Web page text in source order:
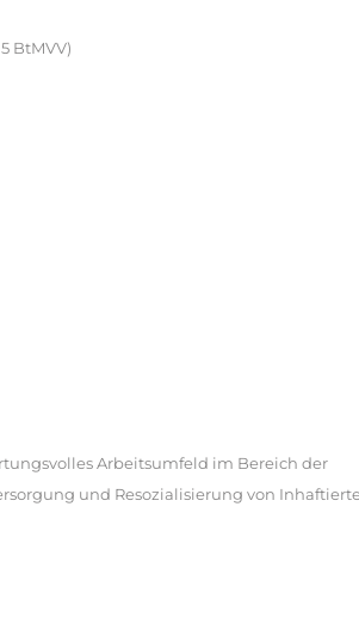
BtMVV)
Arbeitsumfeld im Bereich der
und Resozialisierung von